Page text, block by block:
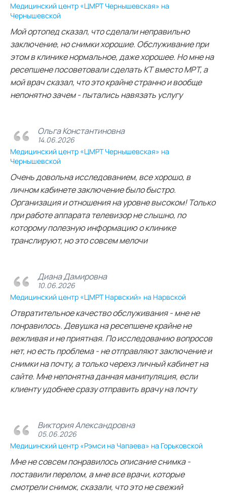
Медицинский центр «ЦМРТ Чернышевская» на
Чернышевской
Мой ортопед сказал, что сделали неправильно
заключение, но снимки хорошие. Обслуживание при
этом в клинике нормальное, даже хорошее. Но мне на
ресепшене посоветовали сделать КТ вместо МРТ, а
мой врач сказал, что это крайне странно и вообще
непонятно зачем - пытались навязать услугу
Ольга Константиновна
14.06.2026
Медицинский центр «ЦМРТ Чернышевская» на
Чернышевской
Очень довольна исследованием, все хорошо, в
личном кабинете заключение было быстро.
Организация и отношения на уровне высоком! Только
при работе аппарата телевизор не слышно, по
которому полезную информацию о клинике
транслируют, но это совсем мелочи
Диана Дамировна
10.06.2026
Медицинский центр «ЦМРТ Нарвский» на Нарвской
Отвратительное качество обслуживания - мне не
понравилось. Девушка на ресепшене крайне не
вежливая и не приятная. По исследованию вопросов
нет, но есть проблема - не отправляют заключение и
снимки на почту, а только черехз личный кабинет на
сайте. Мне непонятна данная манипуляция, если
клиенту удобнее сразу отправить врачу на почту
Виктория Александровна
05.06.2026
Медицинский центр «Рэмси на Чапаева» на Горьковской
Мне не совсем понравилось описание снимка -
поставили перелом, а мне все врачи, которые
смотрели снимок, сказали, что это не свежий